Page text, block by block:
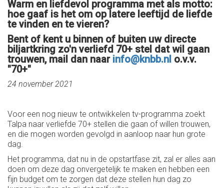
Warm en liefdevol programma met als motto:
hoe gaaf is het om op latere leeftijd de liefde
te vinden en te vieren?
Bent of kent u binnen of buiten uw directe
biljartkring zo'n verliefd 70+ stel dat wil gaan
trouwen, mail dan naar info@knbb.nl o.v.v.
"70+"
24 november 2021
Voor een nog nieuw te ontwikkelen tv-programma zoekt
Talpa naar verliefde 70+ stellen die gaan of willen trouwen,
en die mogen worden gevolgd in aanloop naar hun grote
dag.
Het programma, dat nu in de opstartfase zit, zal er alles aan
doen om deze dag onvergetelijk te maken en hebben een
fijn budget om te zorgen dat deze stellen hun dag zo